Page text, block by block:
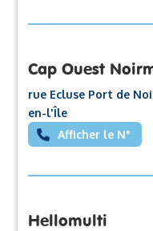
Cap Ouest
rue Ecluse Port de
en-l'Île
Afficher le N°
Hellomulti